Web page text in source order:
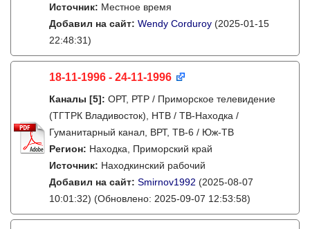
Источник: Местное время
Добавил на сайт: Wendy Corduroy (2025-01-15
22:48:31)
18-11-1996 - 24-11-1996
Каналы [5]: ОРТ, РТР / Приморское телевидение
(ТГТРК Владивосток), НТВ / ТВ-Находка /
Гуманитарный канал, ВРТ, ТВ-6 / Юж-ТВ
Регион: Находка, Приморский край
Источник: Находкинский рабочий
Добавил на сайт: Smirnov1992 (2025-08-07
10:01:32) (Обновлено: 2025-09-07 12:53:58)